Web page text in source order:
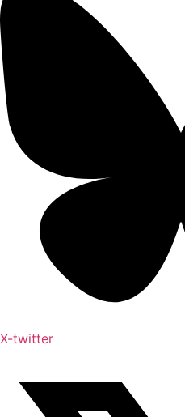
X-twitter